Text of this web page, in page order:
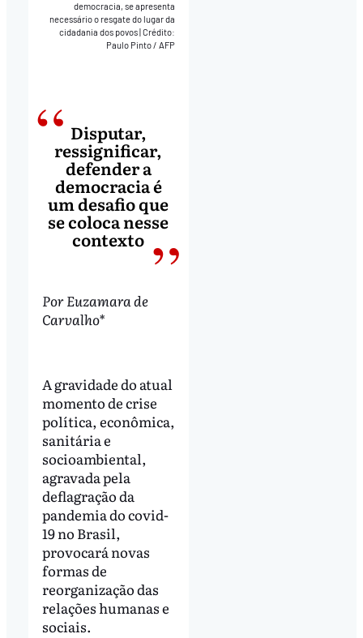
democracia, se apresenta
necessário o resgate do lugar da
cidadania dos povos Crédito:
Paulo Pinto / AFP
Disputar,
ressignificar,
defender a
democracia é
um desafio que
se coloca nesse
contexto
Por Euzamara de
Carvalho*
A gravidade do atual
momento de crise
política, econômica,
sanitária e
socioambiental,
agravada pela
deflagração da
pandemia do covid-
19 no Brasil,
provocará novas
formas de
reorganização das
relações humanas e
sociais.